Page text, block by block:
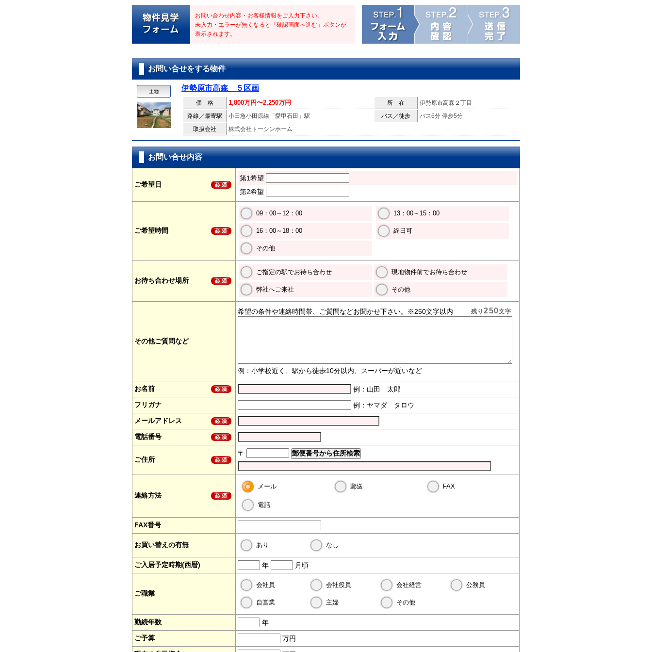
お問い合わせ内容・お客様情報をご入力下さい。
未入力・エラーが無くなると「確認画面へ進む」ボタンが
表示されます。
お問い合せをする物件
伊勢原市高森 ５区画
価 格 1,800万円〜2,250万円 所 在
伊勢原市高森２丁目
路線／最寄駅
小田急小田原線「愛甲石田」駅 バス／徒歩
バス6分 停歩5分
取扱会社
株式会社トーシンホーム
お問い合せ内容
ご希望日
第1希望
第2希望
ご希望時間
09：00～12：00 13：00～15：00
16：00～18：00 終日可
その他
お待ち合わせ場所
ご指定の駅でお待ち合わせ 現地物件前でお待ち合わせ
弊社へご来社 その他
その他ご質問など
希望の条件や連絡時間帯、ご質問などお聞かせ下さい。※250文字以内
例：小学校近く、駅から徒歩10分以内、スーパーが近いなど
残り250文字
お名前
例：山田 太郎
フリガナ
例：ヤマダ タロウ
メールアドレス
電話番号
ご住所
〒
連絡方法
メール 郵送 FAX
電話
FAX番号
お買い替えの有無 あり なし
ご入居予定時期(西暦) 年 月頃
ご職業
会社員 会社役員 会社経営 公務員
自営業 主婦 その他
勤続年数
年
ご予算
万円